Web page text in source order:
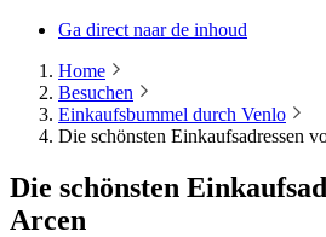
Ga direct naar de inhoud
Home
Besuchen
Einkaufsbummel durch Venlo
Die schönsten Einkaufsadressen
Die schönsten
Arcen